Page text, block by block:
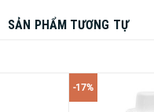
Bình Lọc Nước Brita
SẢN PHẨM TƯƠNG TỰ
-17%